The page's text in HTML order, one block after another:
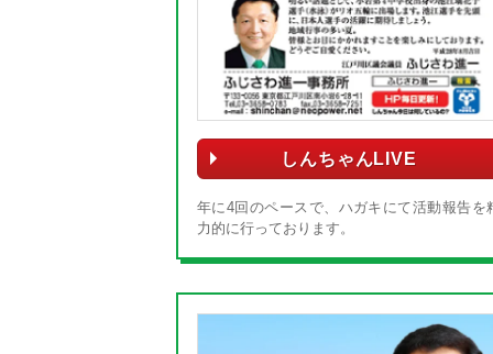
しんちゃんLIVE
年に4回のペースで、ハガキにて活動報告を
力的に行っております。